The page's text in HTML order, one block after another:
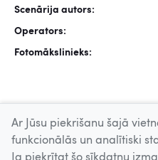
Scenārija autors:
Operators:
Fotomākslinieks:
Ar Jūsu piekrišanu šajā
funkcionālās un analītiski